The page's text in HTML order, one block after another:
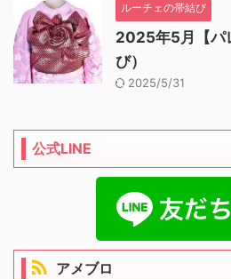
ルーチェの帯結び
2025年5月【パ
び）
2025/5/31
公式LINE
アメブロ